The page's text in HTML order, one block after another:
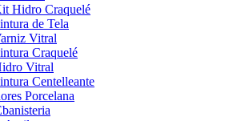
Hidro Craquelé
de Tela
Vitral
Craquelé
Vitral
Centelleante
Porcelana